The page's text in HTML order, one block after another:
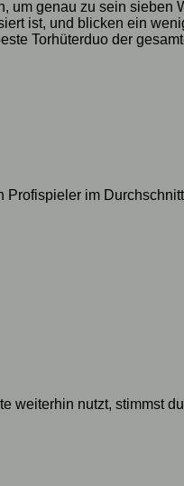
um genau zu sein
ist, und blicken ein
Torhüterduo der
im
weiterhin nutzt, stimmst